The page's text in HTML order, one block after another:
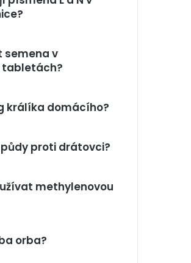
semena v
tabletách?
králíka domácího?
proti drátovci?
methylenovou
orba?